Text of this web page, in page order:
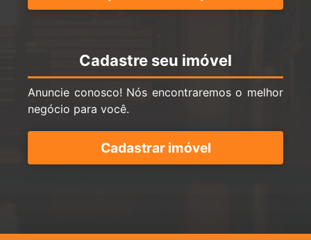
Cadastre seu imóvel
Anuncie conosco! Nós encontraremos o melhor
negócio para você.
Cadastrar imóvel